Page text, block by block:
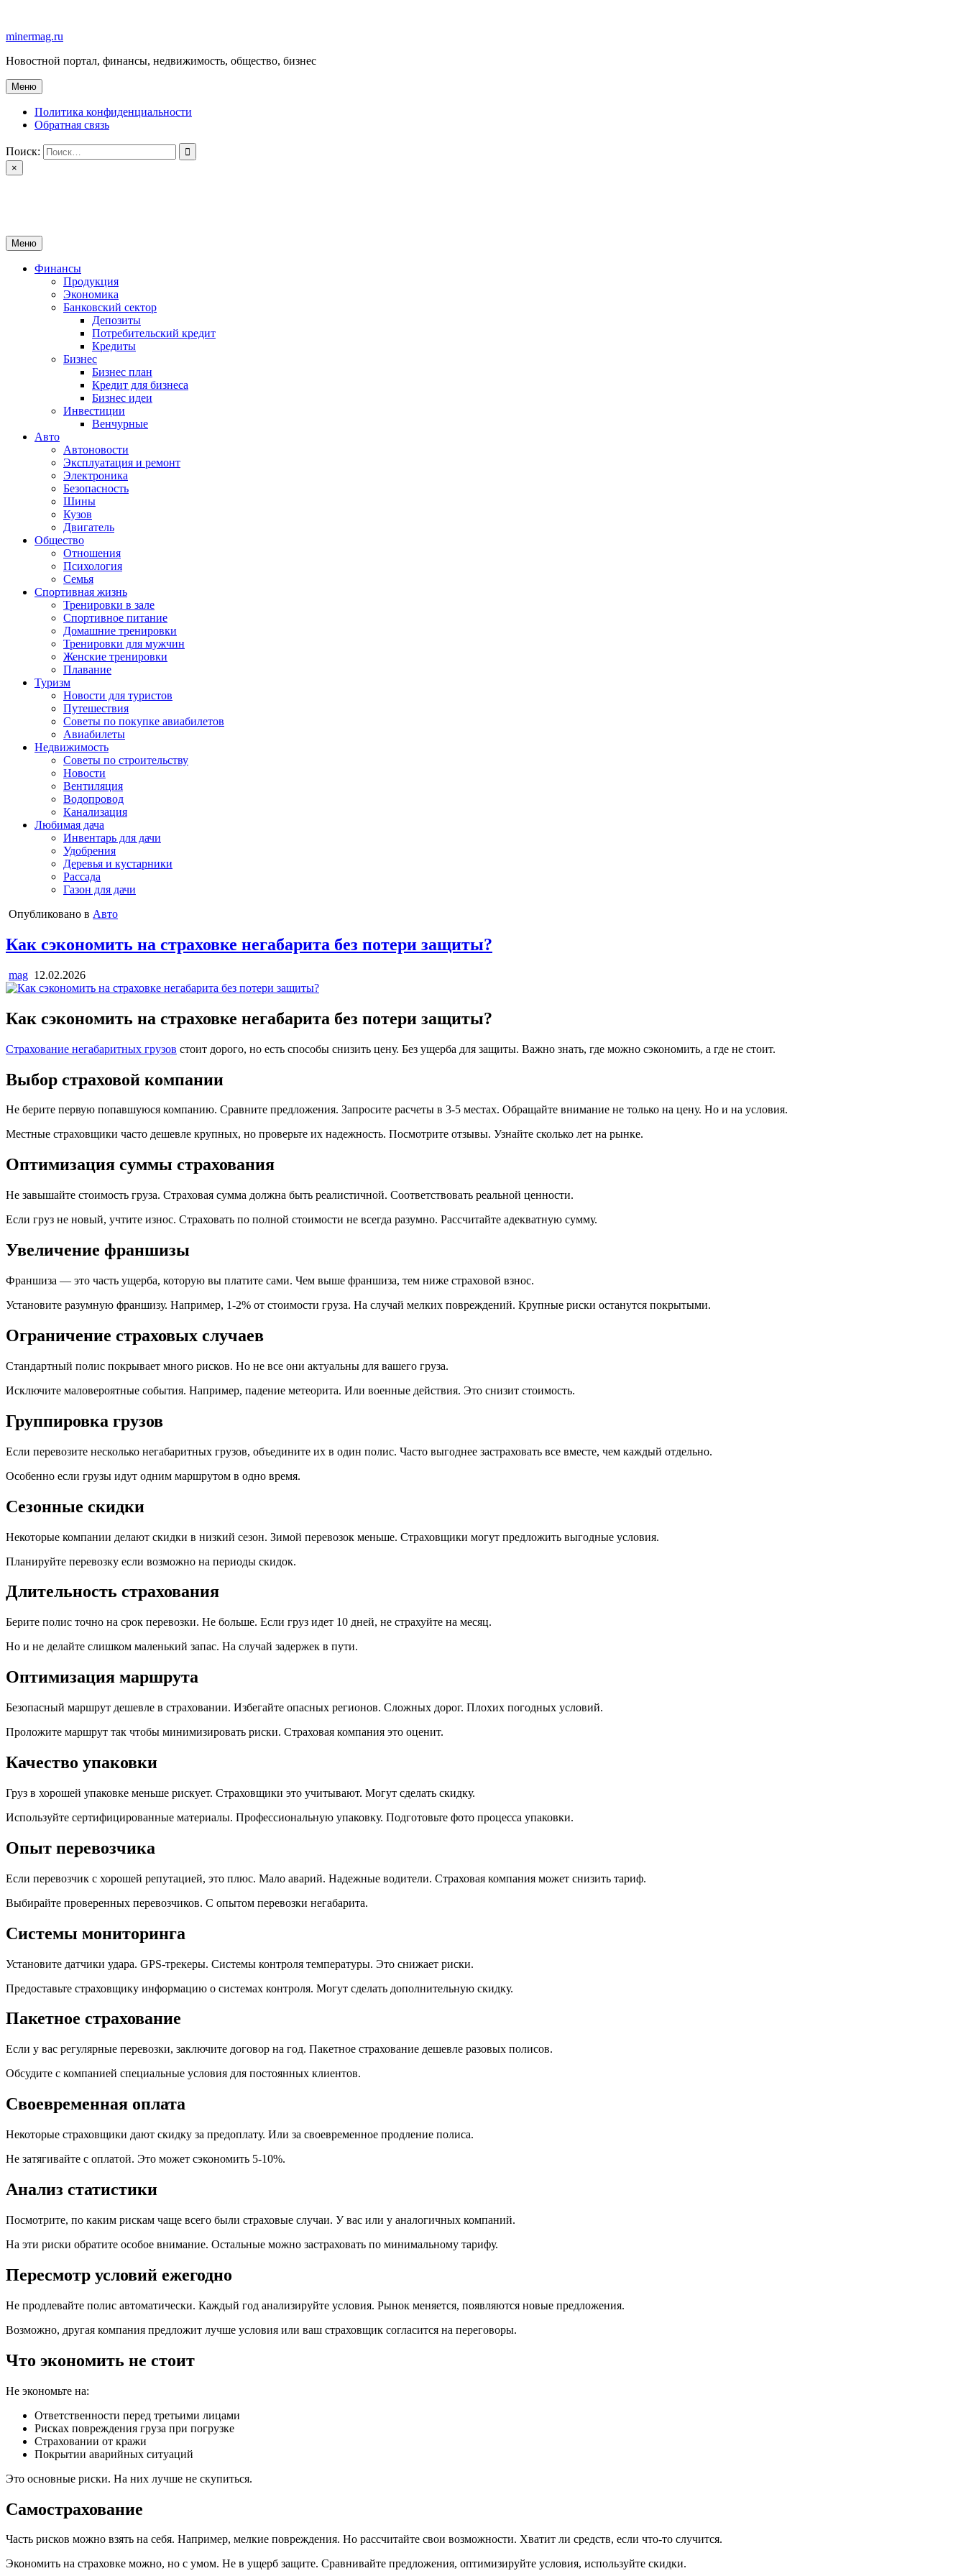
содержимому
minermag.ru
Новостной портал, финансы, недвижимость, общество, бизнес
Меню
Политика конфиденциальности
Обратная связь
Поиск:
×
Меню
Финансы
Продукция
Экономика
Банковский сектор
Депозиты
Потребительский кредит
Кредиты
Бизнес
Бизнес план
Кредит для бизнеса
Бизнес идеи
Инвестиции
Венчурные
Авто
Автоновости
Эксплуатация и ремонт
Электроника
Безопасность
Шины
Кузов
Двигатель
Общество
Отношения
Психология
Семья
Спортивная жизнь
Тренировки в зале
Спортивное питание
Домашние тренировки
Тренировки для мужчин
Женские тренировки
Плавание
Туризм
Новости для туристов
Путешествия
Советы по покупке авиабилетов
Авиабилеты
Недвижимость
Советы по строительству
Новости
Вентиляция
Водопровод
Канализация
Любимая дача
Инвентарь для дачи
Удобрения
Деревья и кустарники
Рассада
Газон для дачи
Опубликовано в Авто
Как сэкономить на страховке негабарита без потери защиты?
mag 12.02.2026
Как сэкономить на страховке негабарита без потери защиты?
Страхование негабаритных грузов стоит дорого, но есть способы снизить цену. Без ущерба для защиты. Важно знать, где можно сэкономить, а где не стоит.
Выбор страховой компании
Не берите первую попавшуюся компанию. Сравните предложения. Запросите расчеты в 3-5 местах. Обращайте внимание не только на цену. Но и на условия.
Местные страховщики часто дешевле крупных, но проверьте их надежность. Посмотрите отзывы. Узнайте сколько лет на рынке.
Оптимизация суммы страхования
Не завышайте стоимость груза. Страховая сумма должна быть реалистичной. Соответствовать реальной ценности.
Если груз не новый, учтите износ. Страховать по полной стоимости не всегда разумно. Рассчитайте адекватную сумму.
Увеличение франшизы
Франшиза — это часть ущерба, которую вы платите сами. Чем выше франшиза, тем ниже страховой взнос.
Установите разумную франшизу. Например, 1-2% от стоимости груза. На случай мелких повреждений. Крупные риски останутся покрытыми.
Ограничение страховых случаев
Стандартный полис покрывает много рисков. Но не все они актуальны для вашего груза.
Исключите маловероятные события. Например, падение метеорита. Или военные действия. Это снизит стоимость.
Группировка грузов
Если перевозите несколько негабаритных грузов, объедините их в один полис. Часто выгоднее застраховать все вместе, чем каждый отдельно.
Особенно если грузы идут одним маршрутом в одно время.
Сезонные скидки
Некоторые компании делают скидки в низкий сезон. Зимой перевозок меньше. Страховщики могут предложить выгодные условия.
Планируйте перевозку если возможно на периоды скидок.
Длительность страхования
Берите полис точно на срок перевозки. Не больше. Если груз идет 10 дней, не страхуйте на месяц.
Но и не делайте слишком маленький запас. На случай задержек в пути.
Оптимизация маршрута
Безопасный маршрут дешевле в страховании. Избегайте опасных регионов. Сложных дорог. Плохих погодных условий.
Проложите маршрут так чтобы минимизировать риски. Страховая компания это оценит.
Качество упаковки
Груз в хорошей упаковке меньше рискует. Страховщики это учитывают. Могут сделать скидку.
Используйте сертифицированные материалы. Профессиональную упаковку. Подготовьте фото процесса упаковки.
Опыт перевозчика
Если перевозчик с хорошей репутацией, это плюс. Мало аварий. Надежные водители. Страховая компания может снизить тариф.
Выбирайте проверенных перевозчиков. С опытом перевозки негабарита.
Системы мониторинга
Установите датчики удара. GPS-трекеры. Системы контроля температуры. Это снижает риски.
Предоставьте страховщику информацию о системах контроля. Могут сделать дополнительную скидку.
Пакетное страхование
Если у вас регулярные перевозки, заключите договор на год. Пакетное страхование дешевле разовых полисов.
Обсудите с компанией специальные условия для постоянных клиентов.
Своевременная оплата
Некоторые страховщики дают скидку за предоплату. Или за своевременное продление полиса.
Не затягивайте с оплатой. Это может сэкономить 5-10%.
Анализ статистики
Посмотрите, по каким рискам чаще всего были страховые случаи. У вас или у аналогичных компаний.
На эти риски обратите особое внимание. Остальные можно застраховать по минимальному тарифу.
Пересмотр условий ежегодно
Не продлевайте полис автоматически. Каждый год анализируйте условия. Рынок меняется, появляются новые предложения.
Возможно, другая компания предложит лучше условия или ваш страховщик согласится на переговоры.
Что экономить не стоит
Не экономьте на:
Ответственности перед третьими лицами
Рисках повреждения груза при погрузке
Страховании от кражи
Покрытии аварийных ситуаций
Это основные риски. На них лучше не скупиться.
Самострахование
Часть рисков можно взять на себя. Например, мелкие повреждения. Но рассчитайте свои возможности. Хватит ли средств, если что-то случится.
Экономить на страховке можно, но с умом. Не в ущерб защите. Сравнивайте предложения, оптимизируйте условия, используйте скидки.